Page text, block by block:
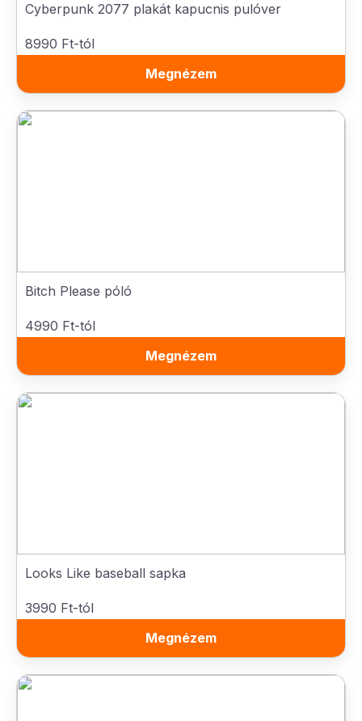
Cyberpunk 2077 plakát kapucnis pulóver
8990 Ft-tól
Megnézem
Bitch Please póló
4990 Ft-tól
Megnézem
Looks Like baseball sapka
3990 Ft-tól
Megnézem